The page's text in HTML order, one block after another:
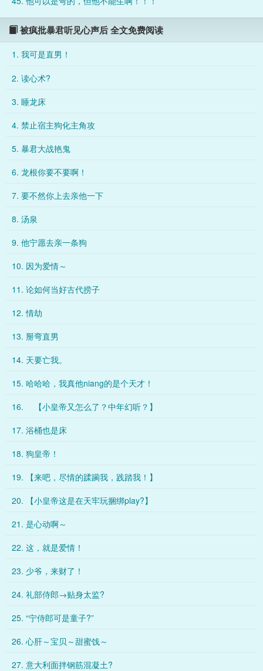
被疯批暴君听见心声后 全文免费阅读
1. 我可是直男！
2. 读心术?
3. 睡龙床
4. 禁止宿主狗化主角攻
5. 暴君大战艳鬼
6. 龙根你要不要啊！
7. 要不然你上去亲他一下
8. 汤泉
9. 他宁愿去亲一条狗
10. 因为爱情～
11. 论如何当好古代捞子
12. 情劫
13. 掰弯直男
14. 天要亡我。
15. 哈哈哈，我真他niang的是个天才！
16. 【小皇帝又怎么了？中年幻听？】
17. 浴桶也是床
18. 狗皇帝！
19. 【来吧，尽情的蹂躏我，践踏我！】
20. 【小皇帝这是在天牢玩捆绑play?】
21. 是心动啊～
22. 这，就是爱情！
23. 少爷，来财了！
24. 礼部侍郎→贴身太监?
25. “宁侍郎可是童子?”
26. 心肝～宝贝～甜蜜饯～
27. 意大利面拌钢筋混凝土?